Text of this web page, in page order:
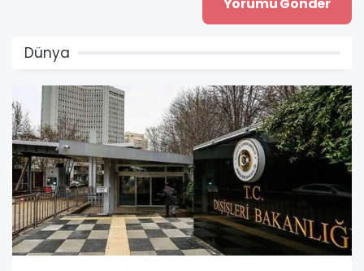
Dünya